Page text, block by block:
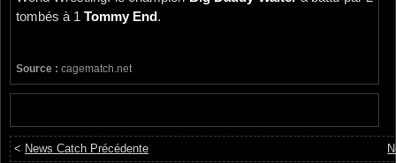
tombés à 1 Tommy End .
Source : cagematch.net
< News Catch Précédente